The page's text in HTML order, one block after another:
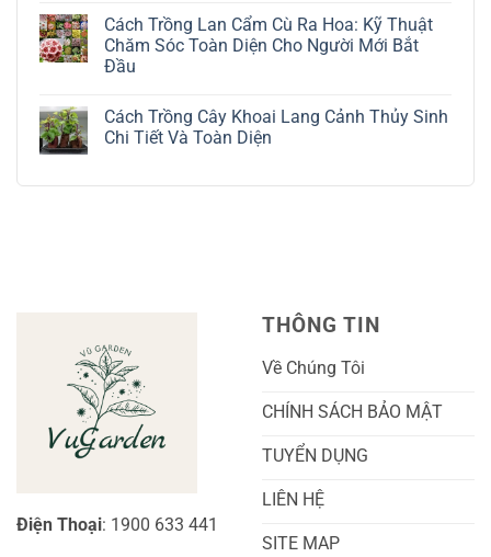
Thuật
Chăm
Sóc
Lá
Tế
Địa
Lan
Tứ
Thời:
Chi
Tiết
Trồng
bình
luận
ở
Toàn
Trồng
Nho
Ngón
Cách Trồng Lan Cẩm Cù Ra Hoa: Kỹ Thuật
Chăm Sóc Toàn Diện Cho Người Mới Bắt
Đầu
bình
luận
ở
Lan
Cho
Người
Mới
Bắt
Đầu
Cách Trồng Cây Khoai Lang Cảnh Thủy Sinh
Chi Tiết Và Toàn Diện
bình
Chi
Tiết
Và
Toàn
Diện
Điện Thoại: 1900 633 441
THÔNG TIN
Về Chúng Tôi
CHÍNH SÁCH BẢO MẬT
TUYỂN DỤNG
LIÊN HỆ
SITE MAP